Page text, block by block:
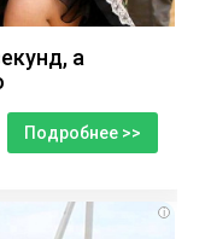
а
Подробнее >>
i